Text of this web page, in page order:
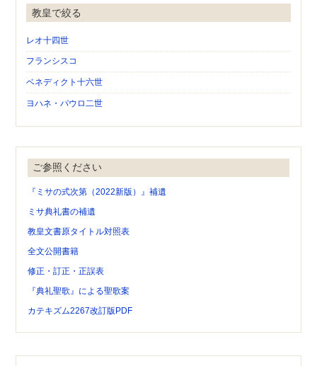
教皇で絞る
レオ十四世
フランシスコ
ベネディクト十六世
ヨハネ・パウロ二世
ご参照ください
『ミサの式次第（2022新版）』補遺
ミサ典礼書の補遺
教皇文書原タイトル対照表
全文公開書籍
修正・訂正・正誤表
『典礼聖歌』による聖歌案
カテキズム2267改訂版PDF